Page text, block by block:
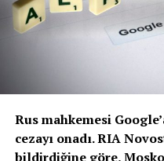
Rus mahkemesi
cezayı onadı. RIA
bildirdiğine göre,